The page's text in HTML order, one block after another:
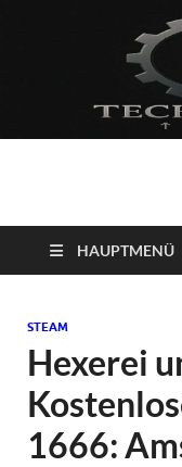
und
News
Blockbuster, Indie-
HAUPTMENÜ
STEAM
Hexerei
1666: